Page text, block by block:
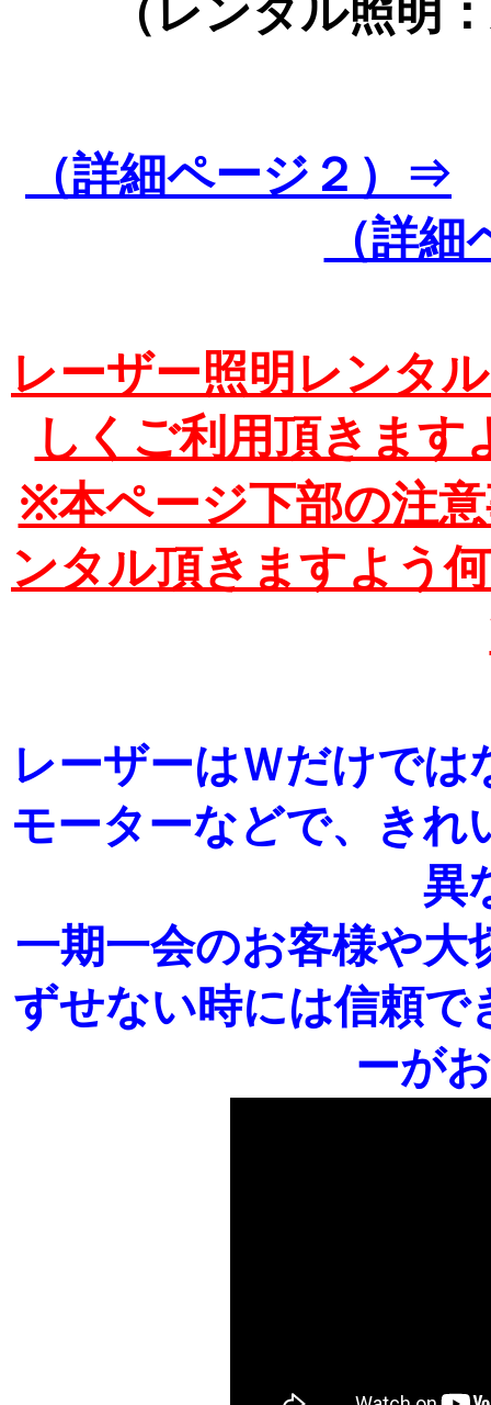
（レンタル照明
（詳細ページ２）⇒
（詳
レーザー照明レンタ
しくご利用頂きま
※本ページ下部の注
ンタル頂きますよう
レーザーはＷだけで
モーターなどで、きれ
異
一期一会のお客様や大
ずせない時には信頼で
ーが